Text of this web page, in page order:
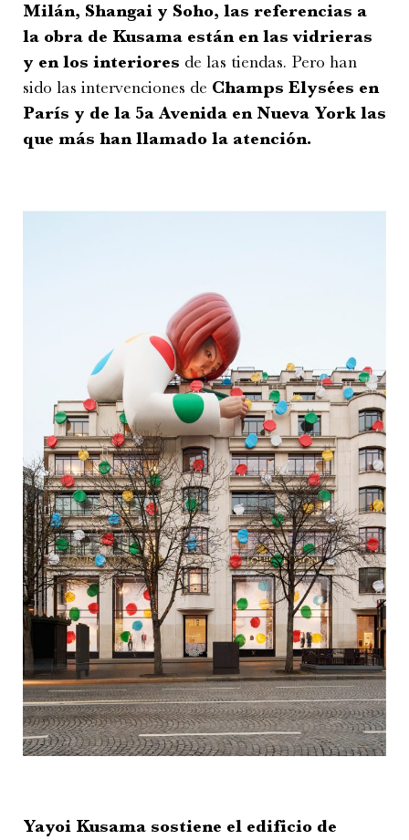
Milán, Shangai y Soho, las referencias a
la obra de Kusama están en las vidrieras
y en los interiores de las tiendas. Pero han
sido las intervenciones de Champs Elysées en
París y de la 5a Avenida en Nueva York las
que más han llamado la atención.
Yayoi Kusama sostiene el edificio de